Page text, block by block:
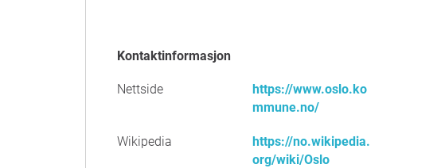
Kontaktinformasjon
Nettside
https://www.oslo.ko
mmune.no/
Wikipedia
https://no.wikipedia.
org/wiki/Oslo